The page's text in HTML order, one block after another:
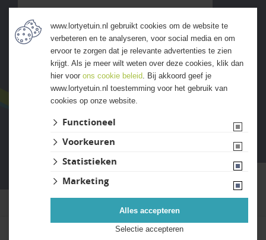
Kies uw bestelaantal
ALLE ERVARINGEN
Website ontwikkeld door Lined
www.lortyetuin.nl gebruikt cookies om de website te
verbeteren en te analyseren, voor social media en om
ervoor te zorgen dat je relevante advertenties te zien
krijgt. Als je meer wilt weten over deze cookies, klik dan
hier voor ons cookie beleid. Bij akkoord geef je
www.lortyetuin.nl toestemming voor het gebruik van
cookies op onze website.
Functioneel
Voorkeuren
Statistieken
Marketing
Selectie accepteren
Alles accepteren